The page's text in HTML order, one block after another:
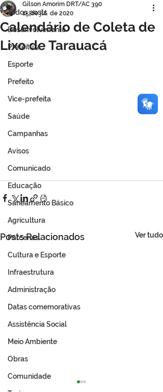
Todos posts
Desenvolvimento
Prefeitura
Esporte
Prefeito
Vice-prefeita
Saúde
Campanhas
Avisos
Comunicado
Educação
Saneamento Básico
Agricultura
Parcerias
Cultura e Esporte
Infraestrutura
Administração
Datas comemorativas
Assistência Social
Meio Ambiente
Obras
Comunidade
Calendário de Coleta de
Lixo de Tarauacá
Gilson Amorim DRT/AC 390
15 de jul. de 2020
Posts Relacionados Ver tudo